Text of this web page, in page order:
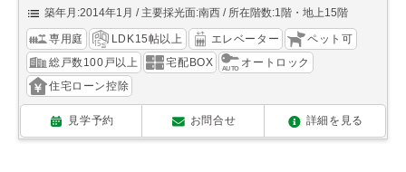
築年月:2014年1月
主要採光面:南西 所在階数:1階・地上15階
専用庭 LDK15帖以上 エレベーター
ペット可
総戸数100戸以上
宅配BOX
オートロック
住宅ローン控除
見学予約 お問合せ 詳細を見る